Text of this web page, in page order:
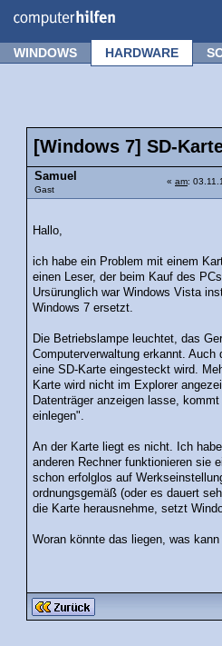
WINDOWS HARDWARE
[Windows 7] SD-
Samuel
Gast
« am:
Hallo,
ich habe ein Problem mit einem
einen Leser, der beim Kauf des
Ursürunglich war Windows Vista
Windows 7 ersetzt.
Die Betriebslampe leuchtet, das
Computerverwaltung erkannt.
eine SD-Karte eingesteckt wird.
Karte wird nicht im Explorer
Datenträger anzeigen lasse,
einlegen".
An der Karte liegt es nicht. Ich
anderen Rechner funktionieren sie
schon erfolglos auf
ordnungsgemäß (oder es dauert
die Karte herausnehme, setzt
Woran könnte das liegen, was